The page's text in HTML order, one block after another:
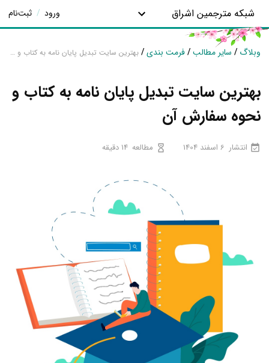
شبکه مترجمین اشراق ورود / ثبت‌نام
وبلاگ / سایر مطالب/فرمت بندی/ بهترین سایت تبدیل پایان نامه به کتاب و نحوه سفارش آن
بهترین سایت تبدیل پایان نامه به کتاب و
نحوه سفارش آن
انتشار 6 اسفند 1404 مطالعه 14 دقیقه